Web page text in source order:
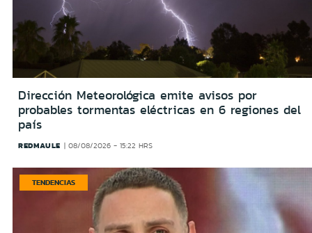
Dirección Meteorológica emite avisos por
probables tormentas eléctricas en 6 regiones del
país
REDMAULE 08/08/2026 - 15:22 HRS
TENDENCIAS